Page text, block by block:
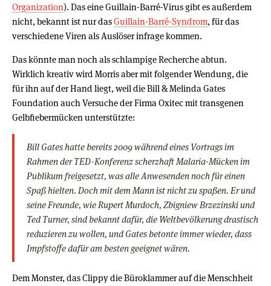
Organization). Das eine Guillain-Barré-Virus gibt es außerdem
nicht, bekannt ist nur dasGuillain-Barré-Syndrom, für das
verschiedene Viren als Auslöser infrage kommen.
Das könnte man noch als schlampige Recherche abtun.
Wirklich kreativ wird Morris aber mit folgender Wendung, die
für ihn auf der Hand liegt, weil die Bill & Melinda Gates
Foundation auch Versuche der Firma Oxitec mit transgenen
Gelbfiebermücken unterstützte:
Bill Gates hatte bereits 2009 während eines Vortrags im
Rahmen der TED-Konferenz scherzhaft Malaria-Mücken im
Publikum freigesetzt, was alle Anwesenden noch für einen
Spaß hielten. Doch mit dem Mann ist nicht zu spaßen. Er und
seine Freunde, wie Rupert Murdoch, Zbigniew Brzezinski und
Ted Turner, sind bekannt dafür, die Weltbevölkerung drastisch
reduzieren zu wollen, und Gates betonte immer wieder, dass
Impfstoffe dafür am besten geeignet wären.
Dem Monster, das Clippy die Büroklammer auf die Menschheit